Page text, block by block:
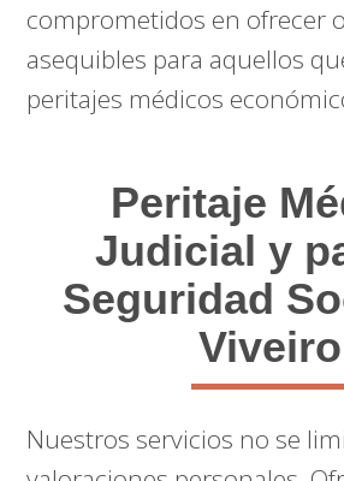
comprometidos en ofrecer
asequibles para aquellos
peritajes médicos
Peritaje
Judicial y
Seguridad
Viveiro
Nuestros servicios no se